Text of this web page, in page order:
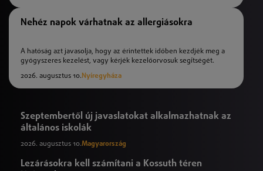
Nehéz napok várhatnak az allergiásokra
A hatóság azt javasolja, hogy az érintettek időben kezdjék meg a
gyógyszeres kezelést, vagy kérjék kezelőorvosuk segítségét.
2026. augusztus 10. Nyíregyháza
Szeptembertől új javaslatokat alkalmazhatnak az
általános iskolák
2026. augusztus 10.Magyarország
Lezárásokra kell számítani a Kossuth téren